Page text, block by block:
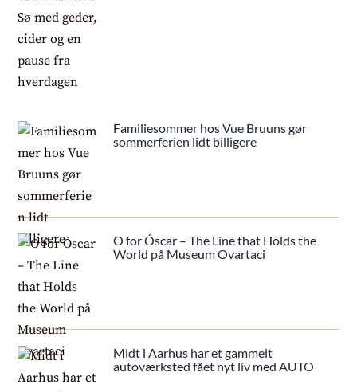
Familiesommer hos Vue Bruuns gør
sommerferien lidt billigere
O for Óscar – The Line that Holds the
World på Museum Ovartaci
Midt i Aarhus har et gammelt
autoværksted fået nyt liv med AUTO